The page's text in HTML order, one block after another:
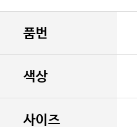
품번
색상
사이즈